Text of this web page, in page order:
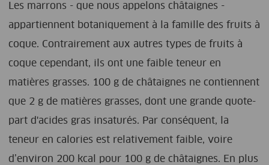
Les marrons - que nous appelons châtaignes -
appartiennent botaniquement à la famille des fruits à
coque. Contrairement aux autres types de fruits à
coque cependant, ils ont une faible teneur en
matières grasses. 100 g de châtaignes ne contiennent
que 2 g de matières grasses, dont une grande quote-
part d'acides gras insaturés. Par conséquent, la
teneur en calories est relativement faible, voire
d’environ 200 kcal pour 100 g de châtaignes. En plus